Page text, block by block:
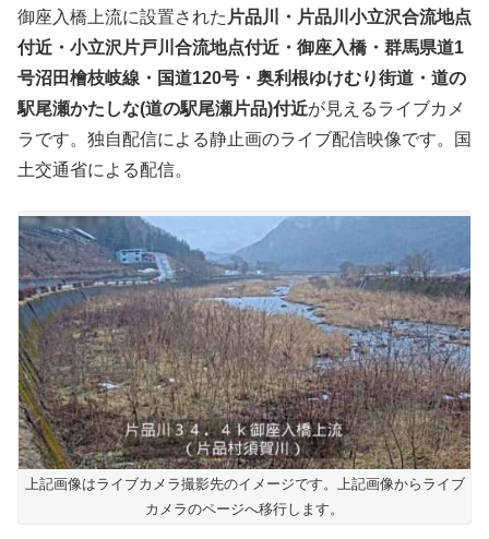
御座入橋上流に設置された 片品川・片品川小立沢合流地点
付近・小立沢片戸川合流地点付近・御座入橋・群馬県道1
号沼田檜枝岐線・国道120号・奥利根ゆけむり街道・道の
駅尾瀬かたしな(道の駅尾瀬片品)付近が見えるライブカメ
ラです。独自配信による静止画のライブ配信映像です。国
土交通省による配信。
上記画像はライブカメラ撮影先のイメージです。上記画像からライブ
カメラのページへ移行します。